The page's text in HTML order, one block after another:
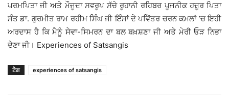
ਪਰਮਪਿਤਾ ਜੀ ਅਤੇ ਮੌਜੂਦਾ ਸਵਰੂਪ ਸੱਚੇ ਰੂਹਾਨੀ ਰਹਿਬਰ ਪੂਜਨੀਕ ਹਜ਼ੂਰ ਪਿਤਾ
ਸੰਤ ਡਾ. ਗੁਰਮੀਤ ਰਾਮ ਰਹੀਮ ਸਿੰਘ ਜੀ ਇੰਸਾਂ ਦੇ ਪਵਿੱਤਰ ਚਰਨ ਕਮਲਾਂ ’ਚ ਇਹੀ
ਅਰਦਾਸ ਹੈ ਕਿ ਮੈਨੂੰ ਸੇਵਾ-ਸਿਮਰਨ ਦਾ ਬਲ ਬਖ਼ਸ਼ਣਾ ਜੀ ਅਤੇ ਮੇਰੀ ਓੜ ਨਿਭਾ
ਦੇਣਾ ਜੀ। Experiences of Satsangis
ਟੈਗ experiences of satsangis